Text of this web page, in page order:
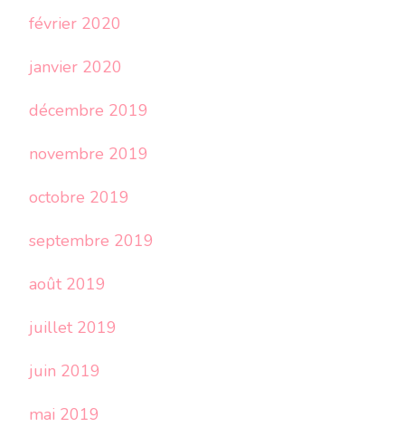
février 2020
janvier 2020
décembre 2019
novembre 2019
octobre 2019
septembre 2019
août 2019
juillet 2019
juin 2019
mai 2019